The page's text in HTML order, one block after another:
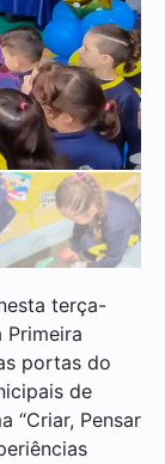
terça-
portas do
de
“Criar, Pensar